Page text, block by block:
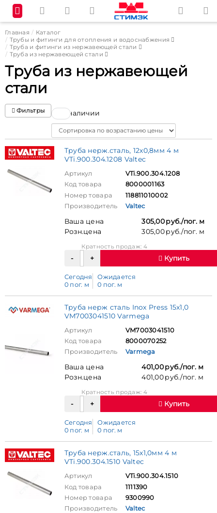
Главная
Каталог
Трубы и фитинги для отопления и водоснабжения
Труба и фитинги из нержавеющей стали
Труба из нержавеющей стали
Труба из нержавеющей
стали
Фильтры В наличии
Sort
Труба нерж.сталь, 12х0,8мм 4 м
VTi.900.304.1208 Valtec
Артикул
VTi.900.304.1208
Код товара
8000001163
Номер товара
118811010002
Производитель
Valtec
Ваша цена
305,00 руб./пог. м
Розн.цена
305,00 руб./пог. м
Кратность продаж: 4
Купить
Сегодня
0 пог. м
Ожидается
0 пог. м
Труба нерж сталь Inox Press 15x1,0
VM7003041510 Varmega
Артикул
VM7003041510
Код товара
8000070252
Производитель
Varmega
Ваша цена
401,00 руб./пог. м
Розн.цена
401,00 руб./пог. м
Кратность продаж: 4
Купить
Сегодня
0 пог. м
Ожидается
0 пог. м
Труба нерж.сталь, 15х1,0мм 4 м
VTi.900.304.1510 Valtec
Артикул
VTi.900.304.1510
Код товара
1111390
Номер товара
9300990
Производитель
Valtec